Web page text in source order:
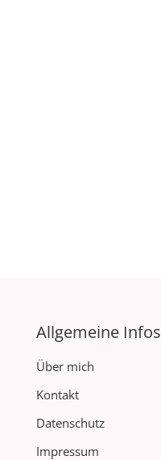
Allgemeine Infos
Über mich
Kontakt
Datenschutz
Impressum